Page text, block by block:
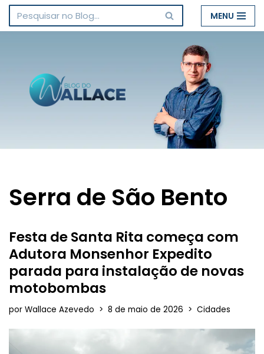
Pular
conteúdo
MENU
Serra de São Bento
Festa de Santa Rita começa com
Adutora Monsenhor Expedito
parada para instalação de novas
motobombas
por Wallace Azevedo 8 de maio de 2026 Cidades